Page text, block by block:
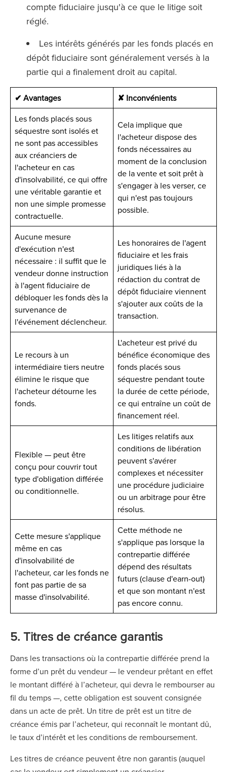
compte fiduciaire jusqu'à ce que le litige soit
réglé.
Les intérêts générés par les fonds placés en
dépôt fiduciaire sont généralement versés à la
partie qui a finalement droit au capital.
✔ Avantages
✘ Inconvénients
Les fonds placés sous
séquestre sont isolés et
ne sont pas accessibles
aux créanciers de
l'acheteur en cas
d'insolvabilité, ce qui offre
une véritable garantie et
non une simple promesse
contractuelle.
Cela implique que
l'acheteur dispose des
fonds nécessaires au
moment de la conclusion
de la vente et soit prêt à
s'engager à les verser, ce
qui n'est pas toujours
possible.
Aucune mesure
d'exécution n'est
nécessaire : il suffit que le
vendeur donne instruction
à l'agent fiduciaire de
débloquer les fonds dès la
survenance de
l'événement déclencheur.
Les honoraires de l'agent
fiduciaire et les frais
juridiques liés à la
rédaction du contrat de
dépôt fiduciaire viennent
s'ajouter aux coûts de la
transaction.
Le recours à un
intermédiaire tiers neutre
élimine le risque que
l'acheteur détourne les
fonds.
L'acheteur est privé du
bénéfice économique des
fonds placés sous
séquestre pendant toute
la durée de cette période,
ce qui entraîne un coût de
financement réel.
Flexible — peut être
conçu pour couvrir tout
type d'obligation différée
ou conditionnelle.
Les litiges relatifs aux
conditions de libération
peuvent s'avérer
complexes et nécessiter
une procédure judiciaire
ou un arbitrage pour être
résolus.
Cette mesure s'applique
même en cas
d'insolvabilité de
l'acheteur, car les fonds ne
font pas partie de sa
masse d'insolvabilité.
Cette méthode ne
s'applique pas lorsque la
contrepartie différée
dépend des résultats
futurs (clause d'earn-out)
et que son montant n'est
pas encore connu.
5. Titres de créance garantis
Dans les transactions où la contrepartie différée prend la
forme d’un prêt du vendeur — le vendeur prêtant en effet
le montant différé à l’acheteur, qui devra le rembourser au
fil du temps —, cette obligation est souvent consignée
dans un acte de prêt. Un titre de prêt est un titre de
créance émis par l’acheteur, qui reconnaît le montant dû,
le taux d’intérêt et les conditions de remboursement.
Les titres de créance peuvent être non garantis (auquel